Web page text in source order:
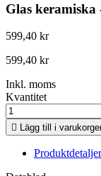
Glas
599,40 kr
599,40 kr
Inkl. moms
Kvantitet
 Lägg till i
Produktdetaljer